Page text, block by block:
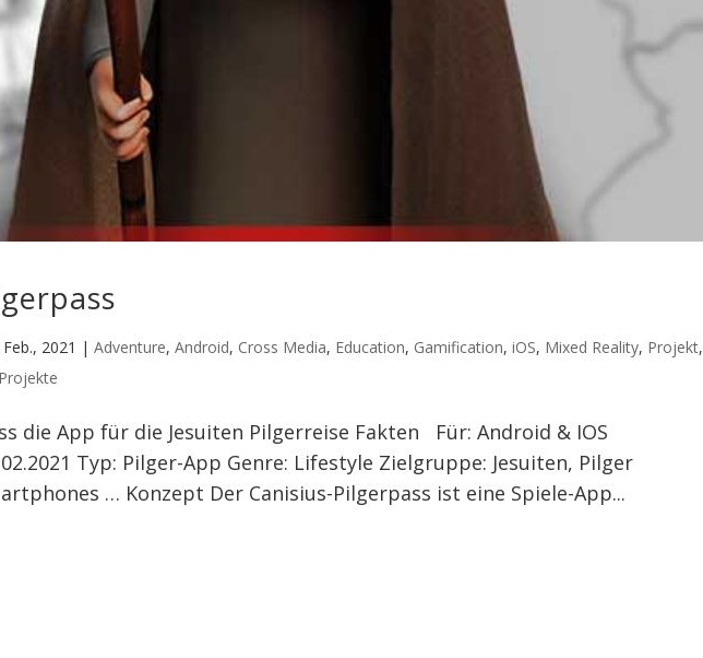
2021 |Adventure,Android, Cross Media, Education, Gamification,iOS, Mixed Reality, Projekt,
die App für die Jesuiten Pilgerreise Fakten Für: Android & IOS
Typ: Pilger-App Genre: Lifestyle Zielgruppe: Jesuiten, Pilger
… Konzept Der Canisius-Pilgerpass ist eine Spiele-App...